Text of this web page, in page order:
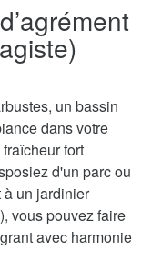
un bassin
dans votre
fort
d'un parc ou
un jardinier
vous pouvez faire
avec harmonie